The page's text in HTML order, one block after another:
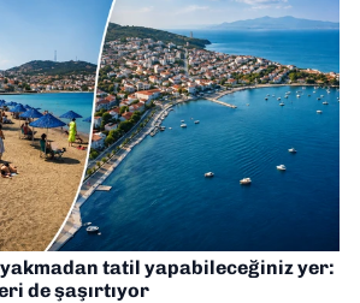
tatil yapabileceğiniz yer:
de şaşırtıyor